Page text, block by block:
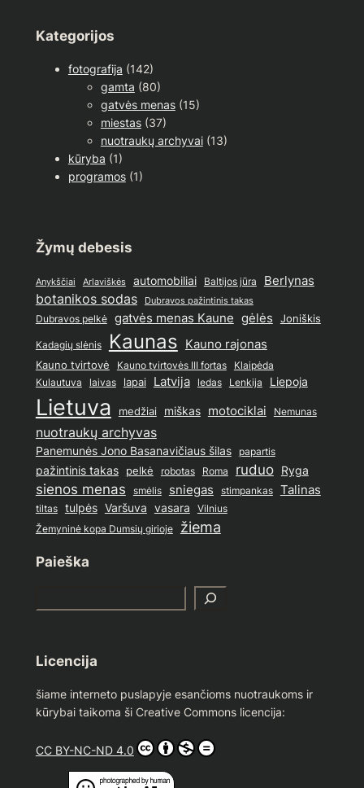
Kategorijos
fotografija (142)
gamta (80)
gatvės menas(15)
miestas(37)
nuotraukų archyvai(13)
kūryba (1)
programos(1)
Žymų debesis
Anykščiai Arlaviškės automobiliai Baltijos jūra
Berlynas
botanikos sodas
Dubravos pažintinis takas
Dubravos pelkė gatvės menas Kaune gėlės Joniškis
Kadagių slėnis Kaunas Kauno rajonas
Kauno tvirtovė Kauno tvirtovės III fortas Klaipėda
Kulautuva laivas lapai Latvija ledas Lenkija Liepoja
Lietuva medžiai miškas motociklai Nemunas
nuotraukų archyvas
Panemunės Jono Basanavičiaus šilas papartis
pažintinis takas pelkė robotas Roma ruduo Ryga
sienos menas smėlis sniegas stimpankas Talinas
tiltas tulpės Varšuva vasara Vilnius
Žemyninė kopa Dumsių girioje žiema
Paieška
e
c
Licencija
šiame interneto puslapyje esančioms nuotraukoms ir
kūrybai taikoma ši Creative Commons licencija:
CC BY-NC-ND 4.0